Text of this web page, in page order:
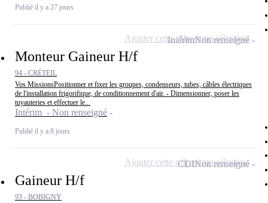
Publié il y a 27 jours
Monteur Gaineur H/f
94 - CRÉTEIL
Vos MissionsPositionner et fixer les groupes, condenseurs, tubes, câbles électriques
de l'installation frigorifique, de conditionnement d'air. - Dimensionner, poser les
tuyauteries et effectuer le...
Intérim - Non renseigné
Publié il y a 8 jours
IntérimNon renseigné
Ajouter cette offre à ma sélection
Gaineur H/f
93 - BOBIGNY
CDINon renseigné
Ajouter cette offre à ma sélection